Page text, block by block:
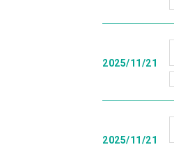
2025/11/21
2025/11/21